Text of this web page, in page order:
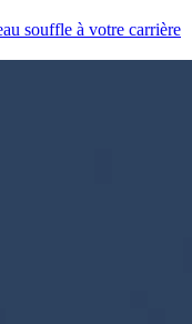
souffle à votre carrière